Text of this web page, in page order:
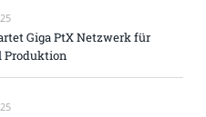
Giga PtX Netzwerk für
Produktion